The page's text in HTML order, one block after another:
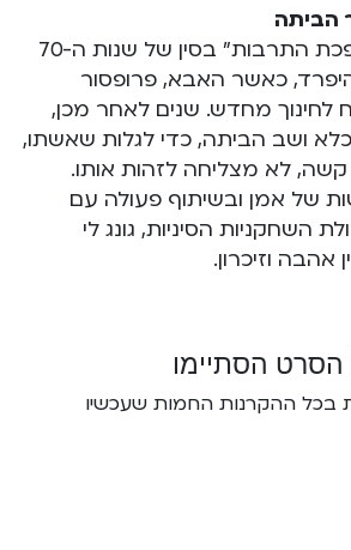
הביתה
בעיצומה של "מהפכת התרבות" בסין של שנות ה-70
כאשר האבא, פרופסור
לחינוך מחדש. שנים לאחר מכן,
ושב הביתה, כדי לגלות שאשתו,
לא מצליחה לזהות אותו.
של אמן ובשיתוף פעולה עם
השחקניות הסיניות, גונג לי
וזיכרון.
הסתיימו
בכל ההקרנות החמות שעכשיו